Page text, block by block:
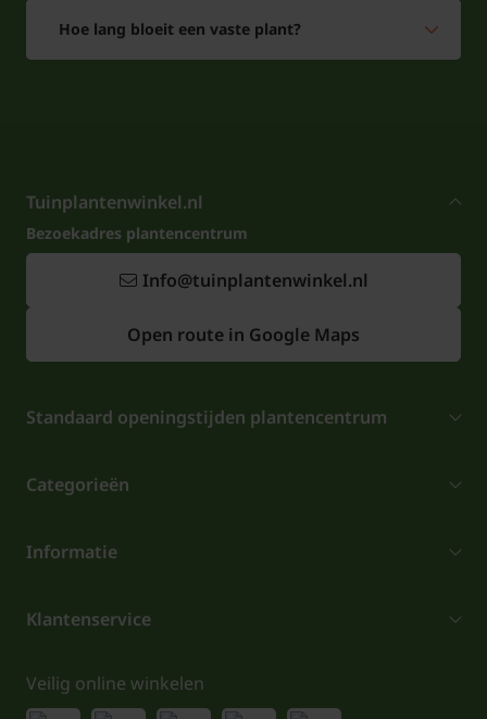
Hoe lang bloeit een vaste plant?
Tuinplantenwinkel.nl
Bezoekadres plantencentrum
Info@tuinplantenwinkel.nl
Open route in Google Maps
Standaard openingstijden plantencentrum
Categorieën
Informatie
Klantenservice
Veilig online winkelen